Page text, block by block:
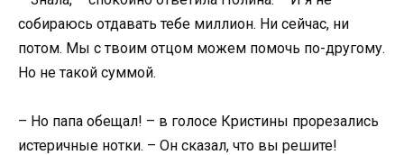
собираюсь отдавать тебе миллион. Ни сейчас, ни
потом. Мы с твоим отцом можем помочь по-другому.
Но не такой суммой.
– Но папа обещал! – в голосе Кристины прорезались
истеричные нотки. – Он сказал, что вы решите!